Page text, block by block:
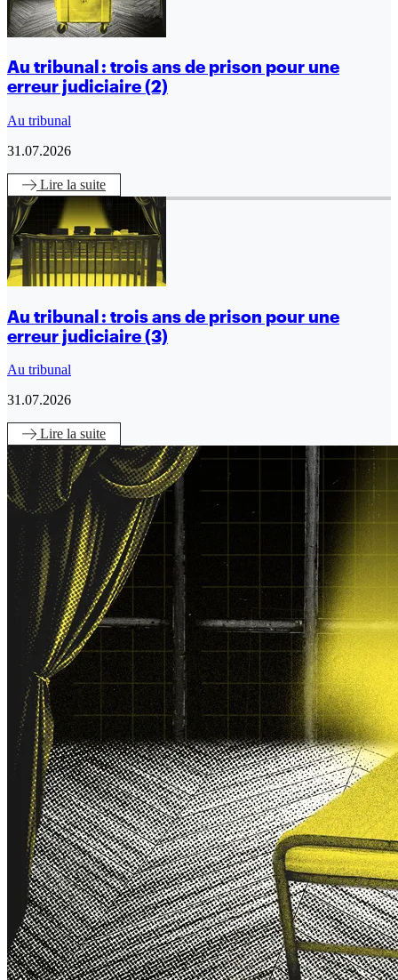
Au tribunal : trois ans de prison pour une
erreur judiciaire (2)
Au tribunal
31.07.2026
Lire la suite
Au tribunal : trois ans de prison pour une
erreur judiciaire (3)
Au tribunal
31.07.2026
Lire la suite